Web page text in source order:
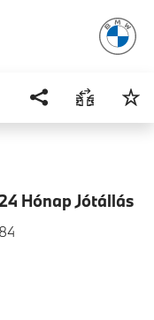
Hónap Jótállás